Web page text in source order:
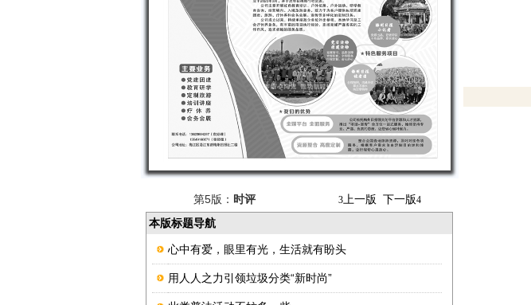
第5版： 时评 3上一版 下一版4
本版标题导航
心中有爱，眼里有光，生活就有盼头
用人人之力引领垃圾分类“新时尚”